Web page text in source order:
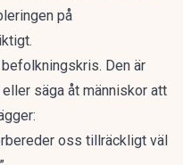
på
Den är
säga åt människor att
oss tillräckligt väl